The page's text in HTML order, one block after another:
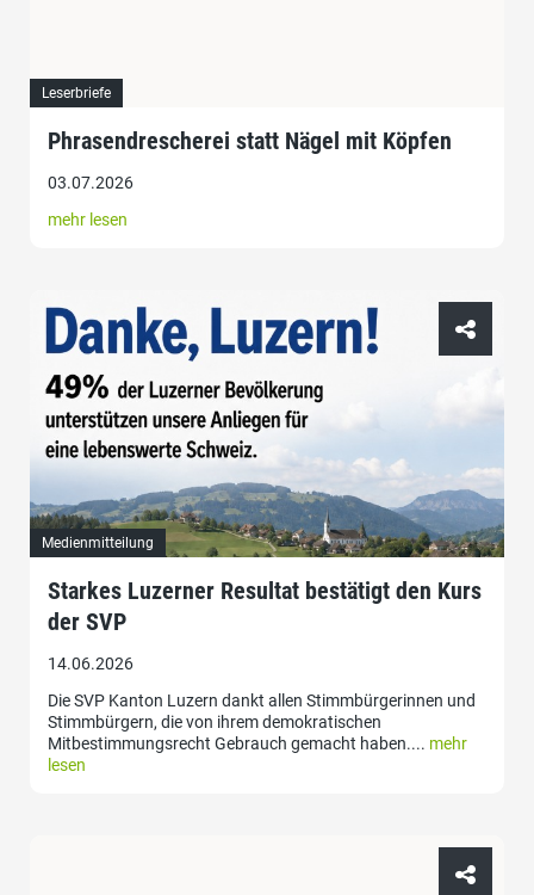
Leserbriefe
Phrasendrescherei statt Nägel mit Köpfen
03.07.2026
mehr lesen
Medienmitteilung
Starkes Luzerner Resultat bestätigt den Kurs
der SVP
14.06.2026
Die SVP Kanton Luzern dankt allen Stimmbürgerinnen und
Stimmbürgern, die von ihrem demokratischen
Mitbestimmungsrecht Gebrauch gemacht haben.... mehr
lesen